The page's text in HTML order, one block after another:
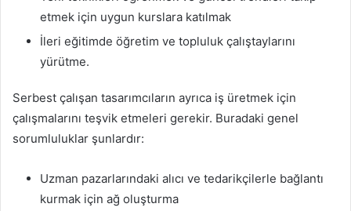
etmek için uygun kurslara katılmak
İleri eğitimde öğretim ve topluluk çalıştaylarını
yürütme.
Serbest çalışan tasarımcıların ayrıca iş üretmek için
çalışmalarını teşvik etmeleri gerekir. Buradaki genel
sorumluluklar şunlardır:
Uzman pazarlarındaki alıcı ve tedarikçilerle bağlantı
kurmak için ağ oluşturma